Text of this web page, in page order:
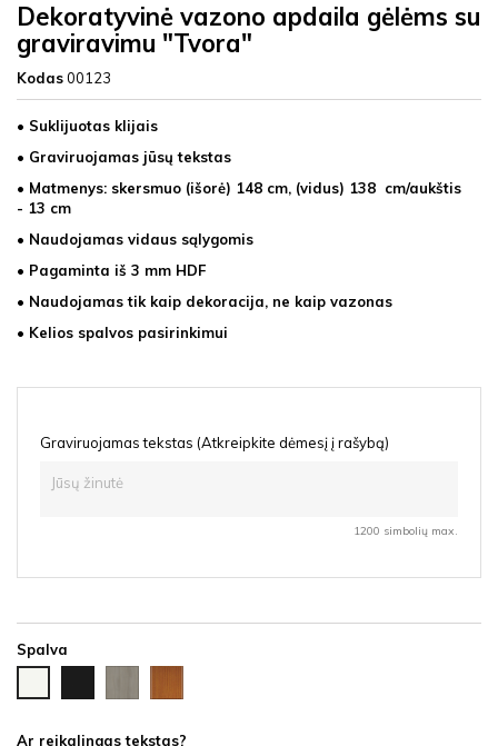
Dekoratyvinė vazono apdaila gėlėms su
graviravimu "Tvora"
Kodas00123
• Suklijuotas klijais
• Graviruojamas jūsų tekstas
• Matmenys: skersmuo (išorė) 148 cm, (vidus) 138 cm/aukštis
- 13 cm
• Naudojamas vidaus sąlygomis
• Pagaminta iš 3 mm HDF
• Naudojamas tik kaip dekoracija, ne kaip vazonas
• Kelios spalvos pasirinkimui
Graviruojamas tekstas (Atkreipkite dėmesį į rašybą)
1200 simbolių max.
Spalva
HDF
HDF
latte
HDF
Ar reikalingas tekstas?